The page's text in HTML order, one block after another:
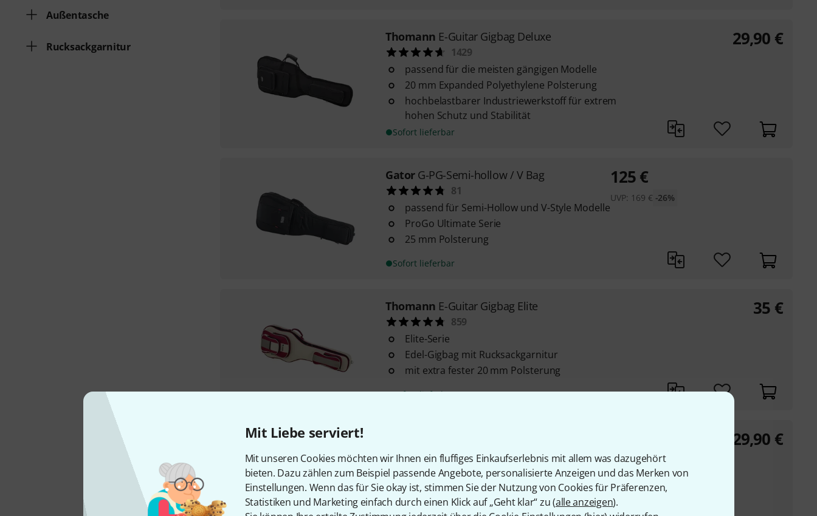
Mit Liebe serviert!
Mit unseren Cookies möchten wir Ihnen ein fluffiges Einkaufserlebnis mit allem was dazugehört
bieten. Dazu zählen zum Beispiel passende Angebote, personalisierte Anzeigen und das Merken von
Einstellungen. Wenn das für Sie okay ist, stimmen Sie der Nutzung von Cookies für Präferenzen,
Statistiken und Marketing einfach durch einen Klick auf „Geht klar“ zu (alle anzeigen).
Außentasche
Rucksackgarnitur
Thomann E-Guitar Gigbag Deluxe
1429
passend für die meisten gängigen Modelle
20 mm Expanded Polyethylene Polsterung
hochbelastbarer Industriewerkstoff für extrem
hohen Schutz und Stabilität
Sofort lieferbar
29,90 €
Gator G-PG-Semi-hollow / V Bag
81
passend für Semi-Hollow und V-Style Modelle
ProGo Ultimate Serie
25 mm Polsterung
Sofort lieferbar
125€
UVP: 169 € -26%
Thomann E-Guitar Gigbag Elite
859
Elite-Serie
Edel-Gigbag mit Rucksackgarnitur
mit extra fester 20 mm Polsterung
Sofort lieferbar
35 €
48
bestehend aus Gigbag, Clip Tuner, Gurt, Kabel und
Plektrenset
mit 5 mm Polsterung
29,90 €